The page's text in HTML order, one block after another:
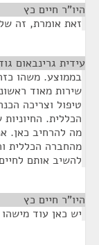
היו"ר חיים כץ
זאת אומרת, זה
עידית גרינבאום
בממוצע. משהו
שירות מאוד
טיפול וצריכה
הכללית.
מה להרחיב כאן.
מהחברה הכללית
להשיב אותם
היו"ר חיים כץ
יש כאן עוד